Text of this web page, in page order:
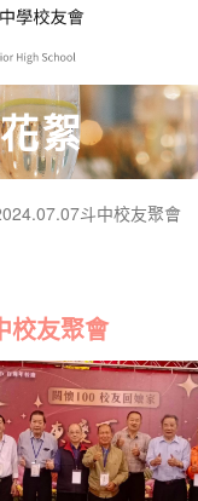
絮
斗中校友聚會
校友聚會